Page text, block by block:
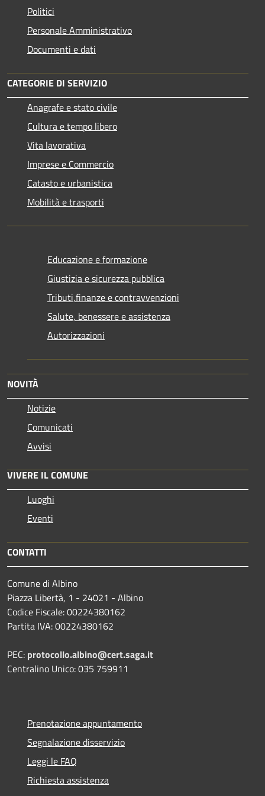
Politici
Personale Amministrativo
Documenti e dati
CATEGORIE DI SERVIZIO
Anagrafe e stato civile
Cultura e tempo libero
Vita lavorativa
Imprese e Commercio
Catasto e urbanistica
Mobilità e trasporti
Educazione e formazione
Giustizia e sicurezza pubblica
Tributi,finanze e contravvenzioni
Salute, benessere e assistenza
Autorizzazioni
NOVITÀ
Notizie
Comunicati
Avvisi
VIVERE IL COMUNE
Luoghi
Eventi
CONTATTI
Comune di Albino
Piazza Libertà, 1 - 24021 - Albino
Codice Fiscale: 00224380162
Partita IVA: 00224380162
PEC: protocollo.albino@cert.saga.it
Centralino Unico: 035 759911
Prenotazione appuntamento
Segnalazione disservizio
Leggi le FAQ
Richiesta assistenza